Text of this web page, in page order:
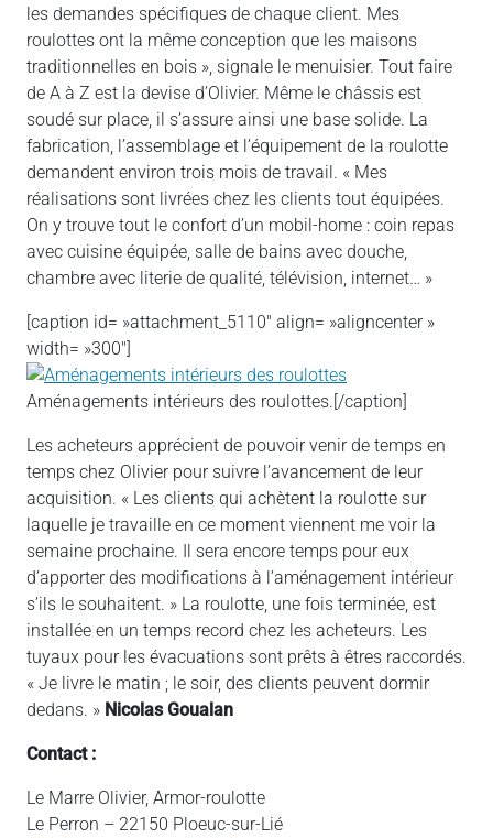
les demandes spécifiques de chaque client. Mes
roulottes ont la même conception que les maisons
traditionnelles en bois », signale le menuisier. Tout faire
de A à Z est la devise d’Olivier. Même le châssis est
soudé sur place, il s’assure ainsi une base solide. La
fabrication, l’assemblage et l’équipement de la roulotte
demandent environ trois mois de travail. « Mes
réalisations sont livrées chez les clients tout équipées.
On y trouve tout le confort d’un mobil-home : coin repas
avec cuisine équipée, salle de bains avec douche,
chambre avec literie de qualité, télévision, internet… »
[caption id= »attachment_5110″ align= »aligncenter »
width= »300″]
Aménagements intérieurs des roulottes.[/caption]
Les acheteurs apprécient de pouvoir venir de temps en
temps chez Olivier pour suivre l’avancement de leur
acquisition. « Les clients qui achètent la roulotte sur
laquelle je travaille en ce moment viennent me voir la
semaine prochaine. Il sera encore temps pour eux
d’apporter des modifications à l’aménagement intérieur
s’ils le souhaitent. » La roulotte, une fois terminée, est
installée en un temps record chez les acheteurs. Les
tuyaux pour les évacuations sont prêts à êtres raccordés.
« Je livre le matin ; le soir, des clients peuvent dormir
dedans. » Nicolas Goualan
Contact :
Le Marre Olivier, Armor-roulotte
Le Perron – 22150 Ploeuc-sur-Lié